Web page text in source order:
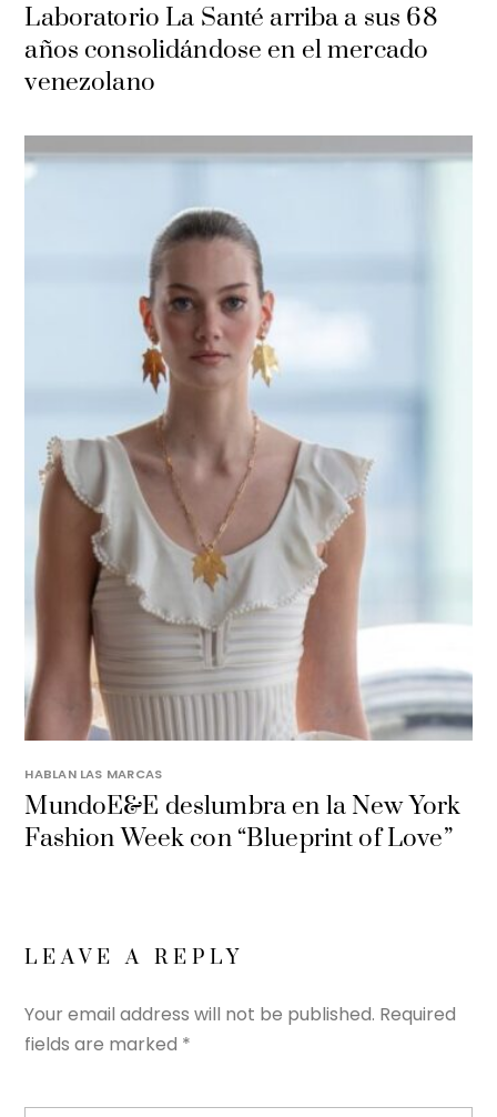
Laboratorio La Santé arriba a sus 68
años consolidándose en el mercado
venezolano
HABLAN LAS MARCAS
MundoE&E deslumbra en la New York
Fashion Week con “Blueprint of Love”
LEAVE A REPLY
Your email address will not be published. Required
fields are marked *